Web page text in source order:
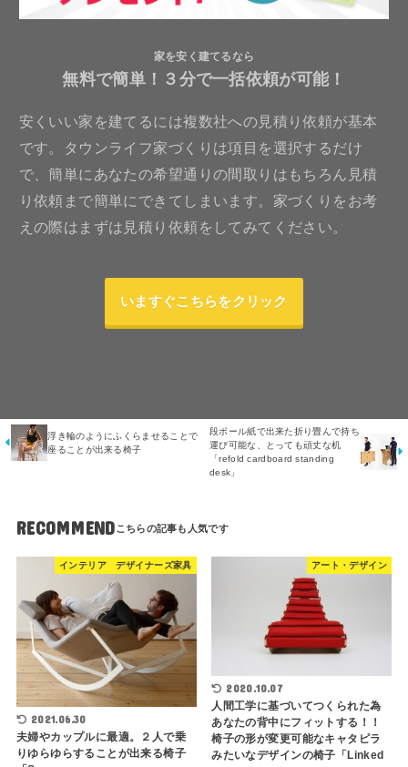
家を安く建てるなら
無料で簡単！３分で一括依頼が可能！
安くいい家を建てるには複数社への見積り依頼が基本
です。タウンライフ家づくりは項目を選択するだけ
で、簡単にあなたの希望通りの間取りはもちろん見積
り依頼まで簡単にできてしまいます。家づくりをお考
えの際はまずは見積り依頼をしてみてください。
いますぐこちらをクリック
浮き輪のようにふくらませることで
座ることが出来る椅子
段ボール紙で出来た折り畳んで持ち
運び可能な、とっても頑丈な机
「refold cardboard standing
desk」
RECOMMEND
インテリア デザイナーズ家具
2021.06.30
夫婦やカップルに最適。２人で乗
りゆらゆらすることが出来る椅子
アート・デザイン
2020.10.07
人間工学に基づいてつくられた為
あなたの背中にフィットする！！
椅子の形が変更可能なキャタピラ
みたいなデザインの椅子「Linked